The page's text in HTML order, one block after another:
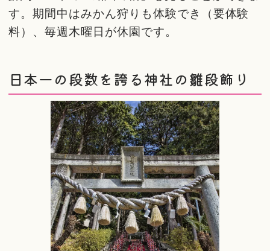
す。期間中はみかん狩りも体験でき（要体験
料）、毎週木曜日が休園です。
日本一の段数を誇る神社の雛段飾り